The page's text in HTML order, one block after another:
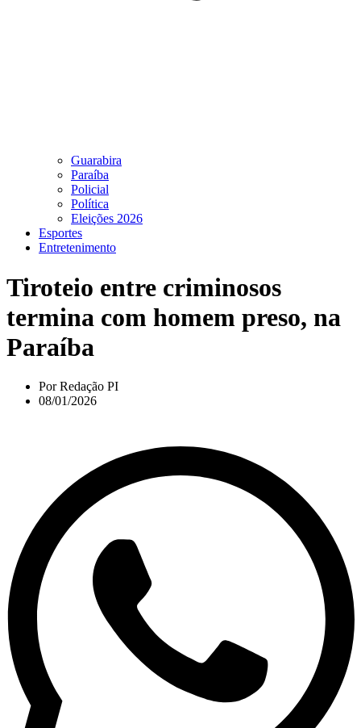
Guarabira
Paraíba
Policial
Política
Eleições 2026
Esportes
Entretenimento
Tiroteio entre criminosos
termina com homem preso, na
Paraíba
PorRedação PI
08/01/2026